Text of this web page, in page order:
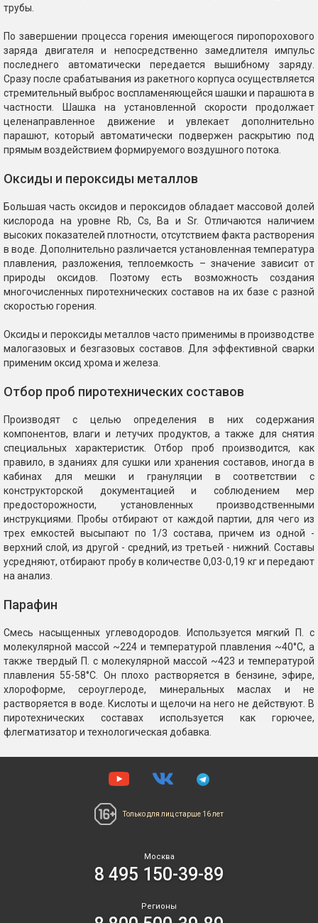
трубы.
По завершении процесса горения имеющегося пиропорохового
заряда двигателя и непосредственно замедлителя импульс
последнего автоматически передается вышибному заряду.
Сразу после срабатывания из ракетного корпуса осуществляется
стремительный выброс воспламеняющейся шашки и парашюта в
частности. Шашка на установленной скорости продолжает
целенаправленное движение и увлекает дополнительно
парашют, который автоматически подвержен раскрытию под
прямым воздействием формируемого воздушного потока.
Оксиды и пероксиды металлов
Большая часть оксидов и пероксидов обладает массовой долей
кислорода на уровне Rb, Cs, Ва и Sr. Отличаются наличием
высоких показателей плотности, отсутствием факта растворения
в воде. Дополнительно различается установленная температура
плавления, разложения, теплоемкость – значение зависит от
природы оксидов. Поэтому есть возможность создания
многочисленных пиротехнических составов на их базе с разной
скоростью горения.
Оксиды и пероксиды металлов часто применимы в производстве
малогазовых и безгазовых составов. Для эффективной сварки
применим оксид хрома и железа.
Отбор проб пиротехнических составов
Производят с целью определения в них содержания
компонентов, влаги и летучих продуктов, а также для снятия
специальных характеристик. Отбор проб производится, как
правило, в зданиях для сушки или хранения составов, иногда в
кабинах для мешки и грануляции в соответствии с
конструкторской документацией и соблюдением мер
предосторожности, установленных производственными
инструкциями. Пробы отбирают от каждой партии, для чего из
трех емкостей высыпают по 1/3 состава, причем из одной -
верхний слой, из другой - средний, из третьей - нижний. Составы
усредняют, отбирают пробу в количестве 0,03-0,19 кг и передают
на анализ.
Парафин
Смесь насыщенных углеводородов. Используется мягкий П. с
молекулярной массой ~224 и температурой плавления ~40°С, а
также твердый П. с молекулярной массой ~423 и температурой
плавления 55-58°С. Он плохо растворяется в бензине, эфире,
хлороформе, сероуглероде, минеральных маслах и не
растворяется в воде. Кислоты и щелочи на него не действуют. В
пиротехнических составах используется как горючее,
флегматизатор и технологическая добавка.
Только для лиц старше 16 лет
Москва
8 495 150-39-89
Регионы